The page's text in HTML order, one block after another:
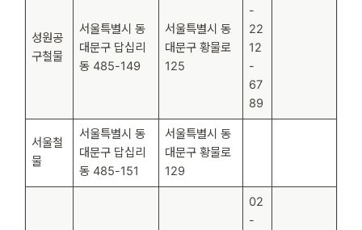
성원공
구철물
서울특별시 동
대문구 답십리
동 485-149
서울특별시 동
대문구 황물로
125
-
22
12
-
67
89
서울철
물
서울특별시 동
대문구 답십리
동 485-151
서울특별시 동
대문구 황물로
129
02
-